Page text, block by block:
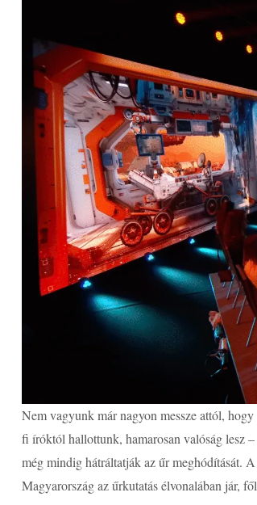
Nem vagyunk már nagyon messze attól,
fi íróktól hallottunk, hamarosan valóság lesz
még mindig hátráltatják az űr meghódítását.
Magyarország az űrkutatás élvonalában jár,